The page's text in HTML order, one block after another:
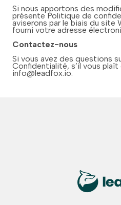
Si nous apportons des
présente Politique de
aviserons par le biais du site
fourni votre adresse
Contactez-nous
Si vous avez des questions
Confidentialité, s’il vous
info@leadfox.io.